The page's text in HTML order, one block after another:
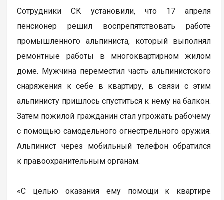
Сотрудники СК установили, что 17 апреля
пенсионер решил воспрепятствовать работе
промышленного альпиниста, который выполнял
ремонтные работы в многоквартирном жилом
доме. Мужчина переместил часть альпинистского
снаряжения к себе в квартиру, в связи с этим
альпинисту пришлось спуститься к нему на балкон.
Затем пожилой гражданин стал угрожать рабочему
с помощью самодельного огнестрельного оружия.
Альпинист через мобильный телефон обратился
к правоохранительным органам.
«С целью оказания ему помощи к квартире